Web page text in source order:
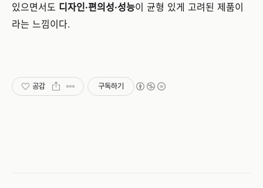
있으면서도 디자인·편의성·성능이 균형 있게 고려된 제품이
라는 느낌이다.
공감 구독하기